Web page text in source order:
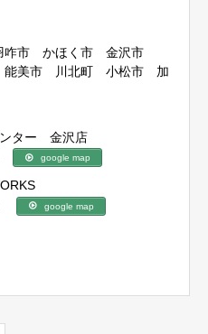
市 かほく市 金沢市
美市 川北町 小松市 加
ター 金沢店
google map
google map